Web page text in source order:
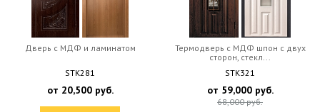
Дверь c МДФ и ламинатом
STK281
от 20,500руб.
Термодверь c МДФ шпон с двух
сторон, стекл...
STK321
от 59,000руб.
68,000руб.